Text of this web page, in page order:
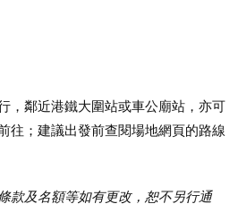
，鄰近港鐵大圍站或車公廟站，亦可
往；建議出發前查閱場地網頁的路線
款及名額等如有更改，恕不另行通